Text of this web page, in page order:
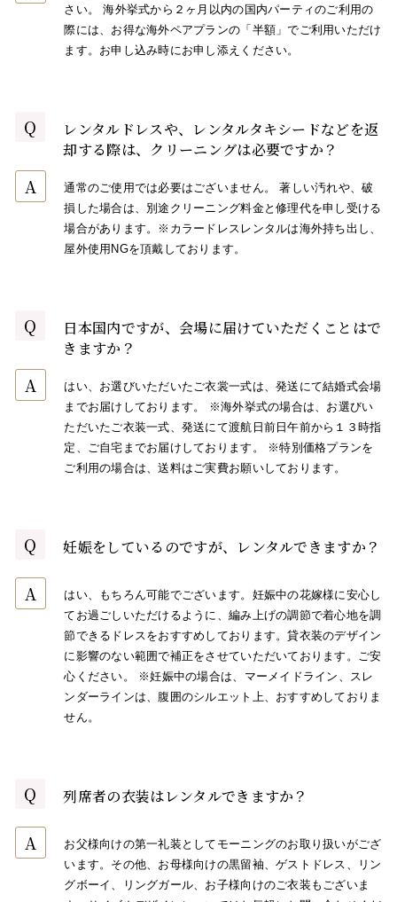
さい。 海外挙式から２ヶ月以内の国内パーティのご利用の
際には、お得な海外ペアプランの「半額」でご利用いただけ
ます。お申し込み時にお申し添えください。
Q
レンタルドレスや、レンタルタキシードなどを返
却する際は、クリーニングは必要ですか？
A
通常のご使用では必要はございません。 著しい汚れや、破
損した場合は、別途クリーニング料金と修理代を申し受ける
場合があります。※カラードレスレンタルは海外持ち出し、
屋外使用NGを頂戴しております。
Q
日本国内ですが、会場に届けていただくことはで
きますか？
A
はい、お選びいただいたご衣裳一式は、発送にて結婚式会場
までお届けしております。 ※海外挙式の場合は、お選びい
ただいたご衣装一式、発送にて渡航日前日午前から１３時指
定、ご自宅までお届けしております。 ※特別価格プランを
ご利用の場合は、送料はご実費お願いしております。
Q 妊娠をしているのですが、レンタルできますか？
A
はい、もちろん可能でございます。妊娠中の花嫁様に安心し
てお過ごしいただけるように、編み上げの調節で着心地を調
節できるドレスをおすすめしております。貸衣装のデザイン
に影響のない範囲で補正をさせていただいております。ご安
心ください。 ※妊娠中の場合は、マーメイドライン、スレ
ンダーラインは、腹囲のシルエット上、おすすめしておりま
せん。
Q 列席者の衣装はレンタルできますか？
A
お父様向けの第一礼装としてモーニングのお取り扱いがござ
います。その他、お母様向けの黒留袖、ゲストドレス、リン
グボーイ、リングガール、お子様向けのご衣装もございま